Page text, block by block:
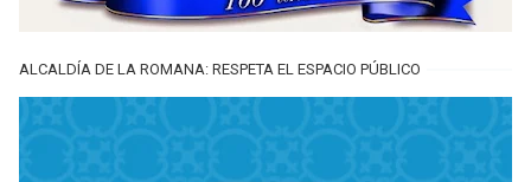
ALCALDÍA DE LA ROMANA: RESPETA EL ESPACIO PÚBLICO